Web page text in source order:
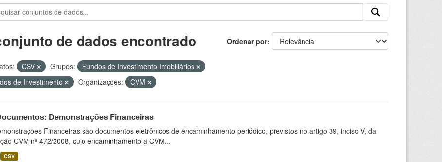
Ordenar por
de dados encontrado
CSV Grupos:
Fundos de Investimento Imobiliários
de Investimento
Organizações: CVM
Demonstrações Financeiras
Financeiras são documentos eletrônicos de encaminhamento periódico, previstos no artigo 39, inciso V, da
CVM nº 472/2008, cujo encaminhamento à CVM...
CSV